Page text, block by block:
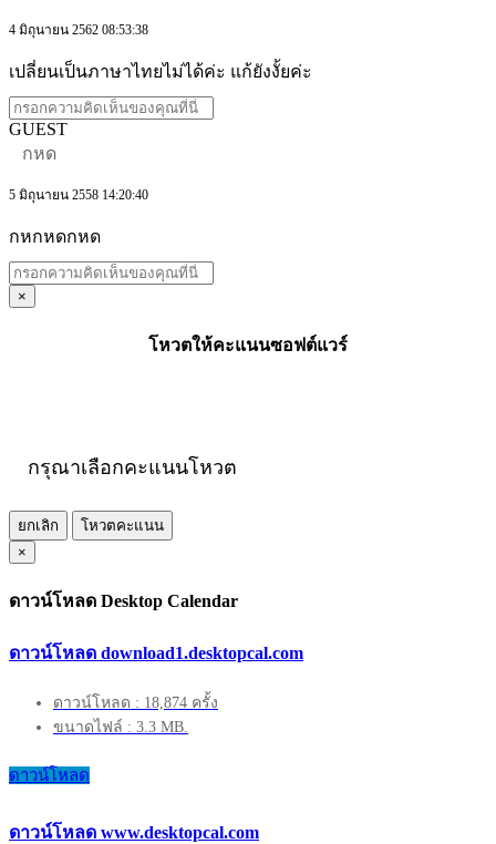
4 มิถุนายน 2562 08:53:38
เปลี่ยนเป็นภาษาไทยไม่ได้ค่ะ แก้ยังงั้ยค่ะ
GUEST
กหด
5 มิถุนายน 2558 14:20:40
กหกหดกหด
×
โหวตให้คะแนนซอฟต์แวร์
กรุณาเลือกคะแนนโหวต
ยกเลิก
โหวตคะแนน
×
ดาวน์โหลด Desktop Calendar
ดาวน์โหลด download1.desktopcal.com
ดาวน์โหลด : 18,874 ครั้ง
ขนาดไฟล์ : 3.3 MB.
ดาวน์โหลด
ดาวน์โหลด www.desktopcal.com